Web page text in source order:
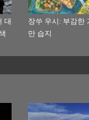
대
장쑤 우시: 부감한
만 습지